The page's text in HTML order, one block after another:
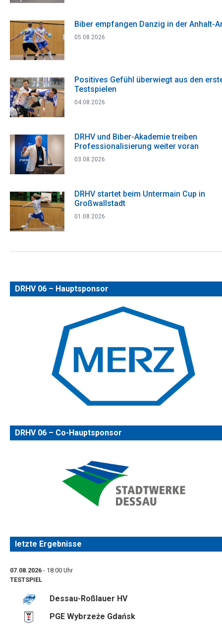
Biber empfangen Danzig in der Anhalt-
05.08.2026
Positives Gefühl überwiegt aus den
Testspielen
04.08.2026
DRHV und Biber-Akademie treiben
Professionalisierung weiter voran
03.08.2026
DRHV startet beim Untermain Cup in
Großwallstadt
01.08.2026
DRHV 06 – Hauptsponsor
DRHV 06 – Co-Hauptsponsor
letzte Ergebnisse
07.08.2026 - 18:00 Uhr
TESTSPIEL
Dessau-Roßlauer HV
PGE Wybrzeże Gdańsk